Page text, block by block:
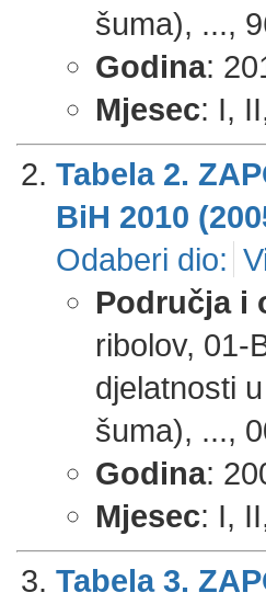
šuma), ...,
Godina:
Mjesec: I,
Tabela 2.
BiH 2010
Odaberi dio:
Područja i
ribolov, 01-
djelatnosti
šuma), ...,
Godina:
Mjesec: I,
Tabela 3.